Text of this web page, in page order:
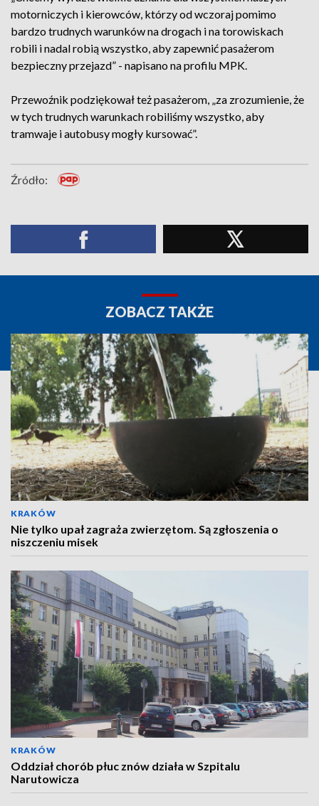
motorniczych i kierowców, którzy od wczoraj pomimo
bardzo trudnych warunków na drogach i na torowiskach
robili i nadal robią wszystko, aby zapewnić pasażerom
bezpieczny przejazd” - napisano na profilu MPK.
Przewoźnik podziękował też pasażerom, „za zrozumienie, że
w tych trudnych warunkach robiliśmy wszystko, aby
tramwaje i autobusy mogły kursować”.
Źródło:
ZOBACZ TAKŻE
KRAKÓW
Nie tylko upał zagraża zwierzętom. Są zgłoszenia o
niszczeniu misek
KRAKÓW
Oddział chorób płuc znów działa w Szpitalu
Narutowicza